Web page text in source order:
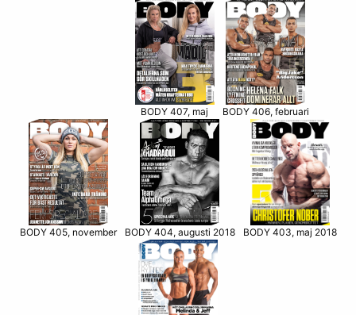
BODY 407, maj BODY 406, februari
BODY 405, november BODY 404, augusti 2018 BODY 403, maj 2018